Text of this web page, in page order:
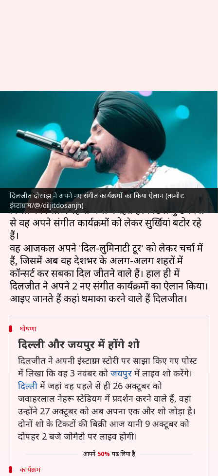
दिलजीत दोसांझ ने अपने नए संगीत कार्यक्रमों का किया ऐलान (तस्वीर:
इंस्टाग्राम/@/diljitdosanjh)
दिलजीत दोसांझ ने भारत में अपने
नए कार्यक्रमों का किया ऐलान,
जानिए कहां जमाएंगे महफिल
नेहा शर्मा Oct 09, 2024 10:40 am
क्या है खबर?
मशहूर गायक और अभिनेतादिलजीत दोसांझआए दिन
किसी न किसी वजह से चर्चा में रहते हैं। पिछले कुछ दिनों
से वह अपने संगीत कार्यक्रमों को लेकर सुर्खियां बटोर रहे
हैं।
वह आजकल अपने 'दिल-लुमिनाटी टूर' को लेकर चर्चा में
हैं, जिसमें अब वह देशभर के अलग-अलग शहरों में
कॉन्सर्ट कर सबका दिल जीतने वाले हैं। हाल ही में
दिलजीत ने अपने 2 नए संगीत कार्यक्रमों का ऐलान किया।
घोषणा
दिल्ली और जयपुर में होंगे शो
दिलजीत ने अपनी इंस्टाग्राम स्टोरी पर साझा किए गए पोस्ट
में लिखा कि वह 3 नवंबर को जयपुर में लाइव शो करेंगे।
दिल्ली में जहां वह पहले से ही 26 अक्टूबर को
जवाहरलाल नेहरू स्टेडियम में प्रदर्शन करने वाले हैं, वहां
उन्होंने 27 अक्टूबर को अब अपना एक और शो जोड़ा है।
दोनों शो के टिकटों की बिक्री आज यानी 9 अक्टूबर को
दोपहर 2 बजे जोमैटो पर लाइव होगी।
आपने 50% पढ़ लिया है
कार्यक्रम